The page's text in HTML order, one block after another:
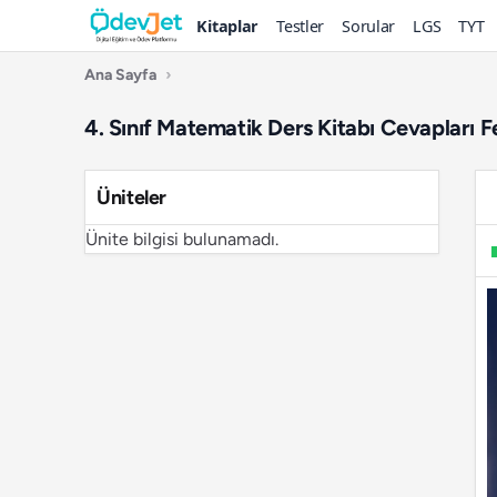
Kitaplar Testler Sorular LGS TYT
Ana Sayfa ›
4. Sınıf Matematik Ders Kitabı Cevapları
Üniteler
Ünite bilgisi bulunamadı.